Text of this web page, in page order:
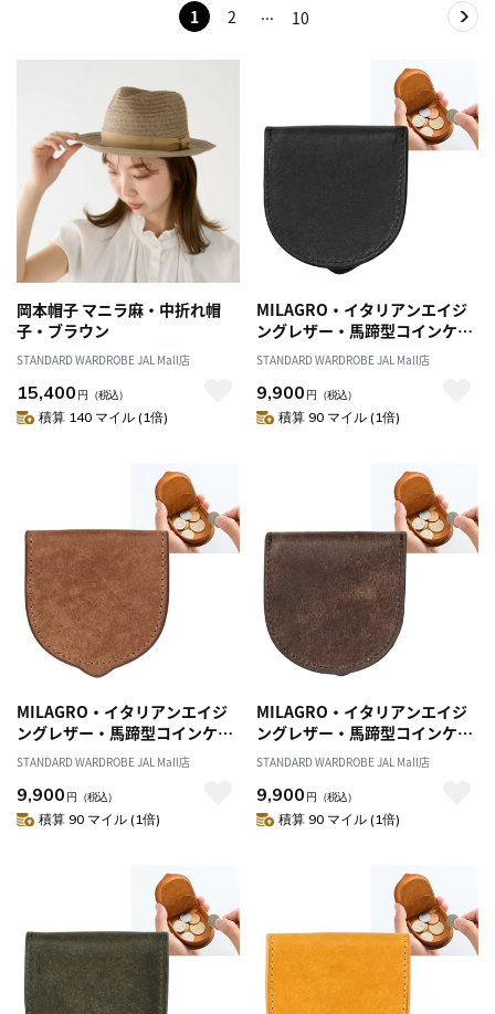
1 2 10
岡本帽子 マニラ麻・中折れ帽
子・ブラウン
STANDARD WARDROBE JAL Mall店
15,400 円 （税込）
積算 140 マイル (1倍)
MILAGRO・イタリアンエイジ
ングレザー・馬蹄型コインケー
ス・ブラック
STANDARD WARDROBE JAL Mall店
9,900 円 （税込）
積算 90 マイル (1倍)
MILAGRO・イタリアンエイジ
ングレザー・馬蹄型コインケー
ス・ブラウン
STANDARD WARDROBE JAL Mall店
9,900 円 （税込）
積算 90 マイル (1倍)
MILAGRO・イタリアンエイジ
ングレザー・馬蹄型コインケー
ス・ダークブラウン
STANDARD WARDROBE JAL Mall店
9,900 円 （税込）
積算 90 マイル (1倍)